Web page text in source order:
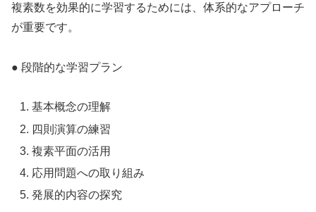
複素数を効果的に学習するためには、体系的なアプローチ
が重要です。
● 段階的な学習プラン
基本概念の理解
四則演算の練習
複素平面の活用
応用問題への取り組み
発展的内容の探究